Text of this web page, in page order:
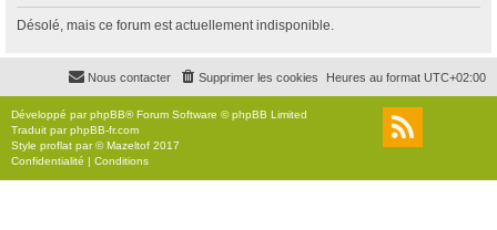
r
c
r
Désolé, mais ce forum est actuellement indisponible.
Heures au format UTC+02:00
Supprimer les cookies
Nous contacter
Développé parphpBB® Forum Software © phpBB Limited
Traduit parphpBB-fr.com
Style proflat par ©Mazeltof 2017
Confidentialité | Conditions